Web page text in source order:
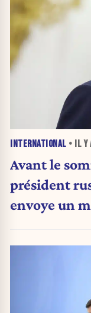
INTERNATIONAL • IL Y
Avant le
président
envoye un